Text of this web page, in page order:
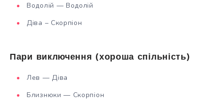
Водолій — Водолій
Діва – Скорпіон
Пари виключення (хороша спільність)
Лев — Діва
Близнюки — Скорпіон